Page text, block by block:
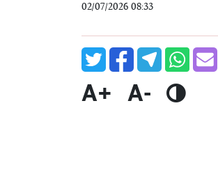
02/07/2026 08:33
A+ A-